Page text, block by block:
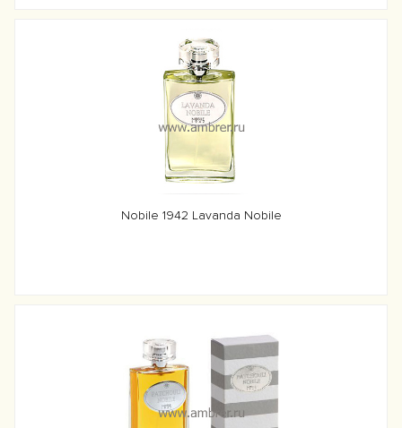
Nobile 1942 Lavanda Nobile